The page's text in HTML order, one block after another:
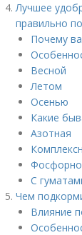
Лучшее
правильно
Почему
Весной
Летом
Осенью
Какие
Азотная
С
Чем
Влияние